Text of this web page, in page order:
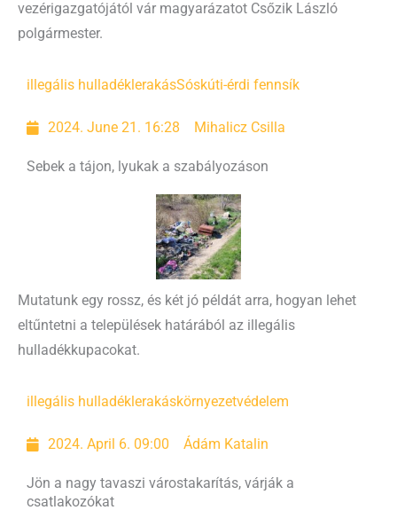
vezérigazgatójától vár magyarázatot Csőzik László
polgármester.
illegális hulladéklerakásSóskúti-érdi fennsík
2024. June 21. 16:28 Mihalicz Csilla
Sebek a tájon, lyukak a szabályozáson
Mutatunk egy rossz, és két jó példát arra, hogyan lehet
eltűntetni a települések határából az illegális
hulladékkupacokat.
illegális hulladéklerakáskörnyezetvédelem
2024. April 6. 09:00 Ádám Katalin
Jön a nagy tavaszi várostakarítás, várják a
csatlakozókat